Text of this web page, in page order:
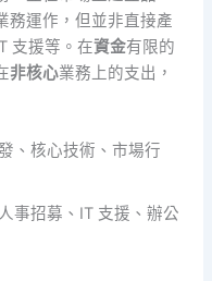
務運作，但並非直接產
支援等。在資金有限的
非核心業務上的支出，
、核心技術、市場行
事招募、IT 支援、辦公